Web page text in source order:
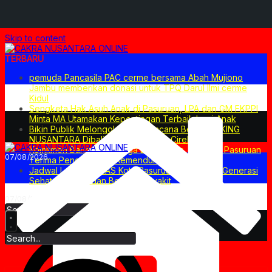
Skip to content
TERBARU
pemuda Pancasila PAC cerme bersama Abah Mujiono
Jambu memberikan donasi untuk TPQ Darul Ilmi cerme
Kidul
Sengketa Hak Asuh Anak di Pasuruan, LPA dan GM FKPPI
Minta MA Utamakan Kepentingan Terbaik bagi Anak
Bikin Publik Melongo! Ini Dia Rencana Besar PT KING
NUSANTARA Dibalik Proyek CIRDP Cirebon
Komitmen Bangun Keluarga Berkualitas, Pemkab Pasuruan
Terima Penghargaan Kemendukbangga/BKKBN
Jadwal Lengkap BIAS Kota Pasuruan: Wujudkan Generasi
Sehat, Cerdas, dan Bebas Penyakit
07/08/2026